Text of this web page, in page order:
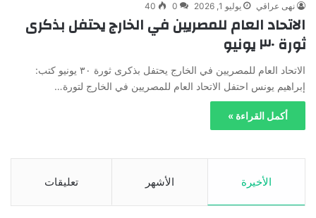
نهى عراقي يوليو 1, 2026 0
40
الاتحاد العام للمصريين في الخارج يحتفل بذكرى
ثورة ٣٠ يونيو
الاتحاد العام للمصريين في الخارج يحتفل بذكرى ثورة ٣٠ يونيو كتب:
إبراهيم يونس احتفل الاتحاد العام للمصريين في الخارج لتورة…
أكمل القراءة »
الأخيرة الأشهر تعليقات